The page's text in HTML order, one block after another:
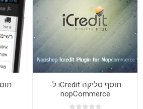
תוסף סליקה iCredit ל-
nopCommerce